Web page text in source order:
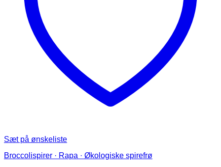
Sæt på ønskeliste
Broccolispirer · Rapa · Økologiske spirefrø